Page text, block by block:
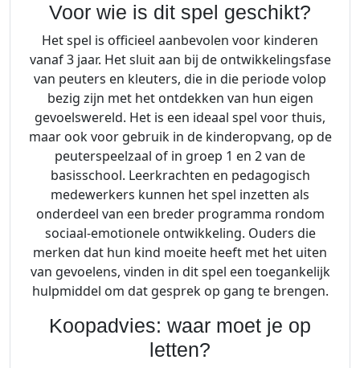
Voor wie is dit spel geschikt?
Het spel is officieel aanbevolen voor kinderen
vanaf 3 jaar. Het sluit aan bij de ontwikkelingsfase
van peuters en kleuters, die in die periode volop
bezig zijn met het ontdekken van hun eigen
gevoelswereld. Het is een ideaal spel voor thuis,
maar ook voor gebruik in de kinderopvang, op de
peuterspeelzaal of in groep 1 en 2 van de
basisschool. Leerkrachten en pedagogisch
medewerkers kunnen het spel inzetten als
onderdeel van een breder programma rondom
sociaal-emotionele ontwikkeling. Ouders die
merken dat hun kind moeite heeft met het uiten
van gevoelens, vinden in dit spel een toegankelijk
hulpmiddel om dat gesprek op gang te brengen.
Koopadvies: waar moet je op
letten?